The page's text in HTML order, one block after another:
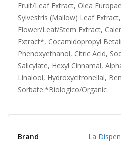
Fruit/Leaf Extract, Olea
Sylvestris (Mallow) Leaf
Flower/Leaf/Stem Extract,
Extract*, Cocamidopropyl
Phenoxyethanol, Citric Acid,
Salicylate, Hexyl Cinnamal,
Linalool, Hydroxycitronellal,
Sorbate.*Biologico/Organic
Brand La